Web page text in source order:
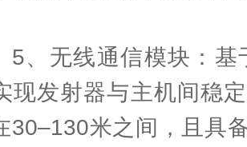
无线通信模块：基
现发射器与主机间稳
30–130米之间，且具